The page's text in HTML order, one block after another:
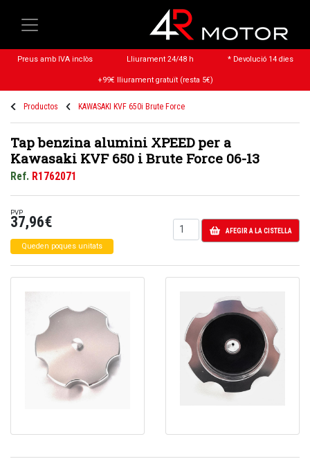
Preus amb IVA inclòs Lliurament 24/48 h * Devolució 14 dies
+99€ lliurament gratuït (resta 5€)
Productos KAWASAKI KVF 650i Brute Force
Tap benzina alumini XPEED per a
Kawasaki KVF 650 i Brute Force 06-13
Ref. R1762071
PVP
37,96€
Queden poques unitats
AFEGIR A LA CISTELLA